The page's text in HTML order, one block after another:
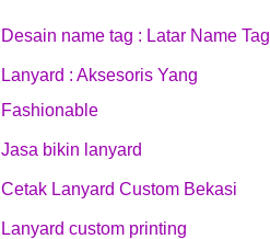
t
u
k
Desain name tag : Latar Name Tag
Lanyard : Aksesoris Yang
Fashionable
Jasa bikin lanyard
Cetak Lanyard Custom Bekasi
Lanyard custom printing